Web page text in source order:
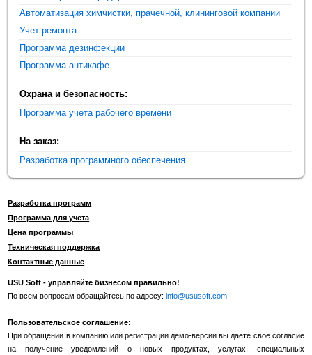
Автоматизация химчистки, прачечной, клининговой компании
Учет ремонта
Программа дезинфекции
Программа антикафе
Охрана и безопасность:
Программа учета рабочего времени
На заказ:
Разработка программного обеспечения
Разработка программ
Программа для учета
Цена программы
Техническая поддержка
Контактные данные
USU Soft - управляйте бизнесом правильно!
По всем вопросам обращайтесь по адресу:info@ususoft.com
Пользовательское соглашение:
При обращении в компанию или регистрации демо-версии вы даете своё согласие
на получение уведомлений о новых продуктах, услугах, специальных